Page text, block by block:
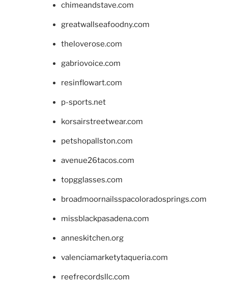
chimeandstave.com
greatwallseafoodny.com
theloverose.com
gabriovoice.com
resinflowart.com
p-sports.net
korsairstreetwear.com
petshopallston.com
avenue26tacos.com
topgglasses.com
broadmoornailsspacoloradosprings.com
missblackpasadena.com
anneskitchen.org
valenciamarketytaqueria.com
reefrecordsllc.com